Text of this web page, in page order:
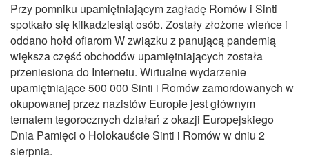
Przy pomniku upamiętniającym zagładę Romów i Sinti
spotkało się kilkadziesiąt osób. Zostały złożone wieńce i
oddano hołd ofiarom W związku z panującą pandemią
większa część obchodów upamiętniających została
przeniesiona do Internetu. Wirtualne wydarzenie
upamiętniające 500 000 Sinti i Romów zamordowanych w
okupowanej przez nazistów Europie jest głównym
tematem tegorocznych działań z okazji Europejskiego
Dnia Pamięci o Holokauście Sinti i Romów w dniu 2
sierpnia.